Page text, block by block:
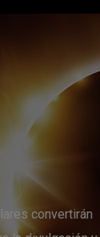
convertirán